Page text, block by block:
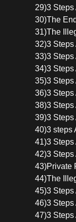
29)3 Steps
30)The
31)The
32)3 Steps
33)3 Steps
34)3 Steps
35)3
36)3
38)3 Steps
39)3
40)3 steps
41)3 Steps
42)3 Steps
43)Private
44)The
45)3
46)3 Steps
47)3 Steps